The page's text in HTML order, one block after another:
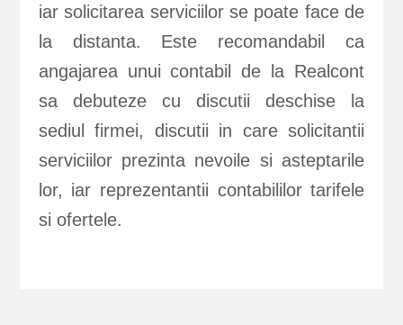
iar solicitarea serviciilor se poate face de
la distanta. Este recomandabil ca
angajarea unui contabil de la Realcont
sa debuteze cu discutii deschise la
sediul firmei, discutii in care solicitantii
serviciilor prezinta nevoile si asteptarile
lor, iar reprezentantii contabililor tarifele
si ofertele.